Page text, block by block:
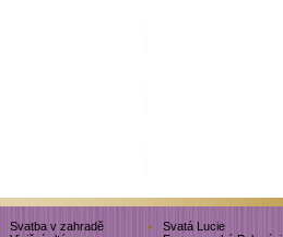
Svatba v zahradě Svatá Lucie